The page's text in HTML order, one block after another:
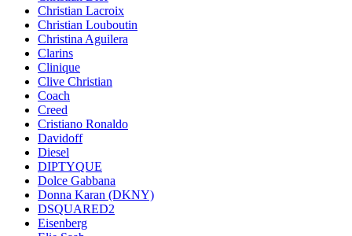
Christian Lacroix
Christian Louboutin
Christina Aguilera
Clarins
Clinique
Clive Christian
Coach
Creed
Cristiano Ronaldo
Davidoff
Diesel
DIPTYQUE
Dolce Gabbana
Donna Karan (DKNY)
DSQUARED2
Eisenberg